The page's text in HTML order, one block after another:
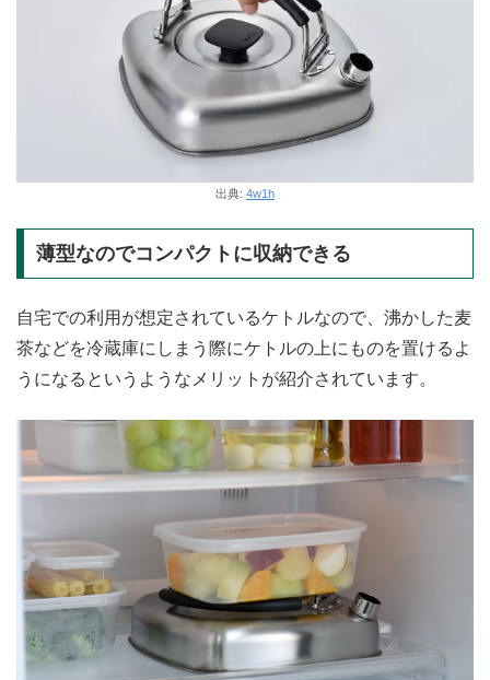
出典: 4w1h
薄型なのでコンパクトに収納できる
自宅での利用が想定されているケトルなので、沸かした麦
茶などを冷蔵庫にしまう際にケトルの上にものを置けるよ
うになるというようなメリットが紹介されています。